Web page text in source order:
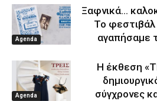
Agenda
Ξαφνικά…
Το φεστιβάλ
αγαπήσαμε
Agenda
Η έκθεση
σύγχρονες